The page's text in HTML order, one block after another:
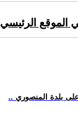
الموقع الرئيسي
على بلدة المنصوري